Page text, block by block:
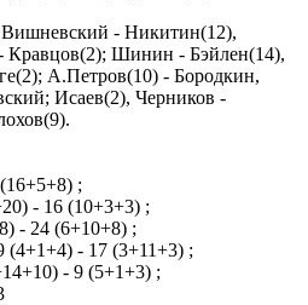
- Никитин(12),
Кравцов(2); Шинин - Бэйлен(14),
А.Петров(10) - Бородкин,
Исаев(2), Черников -
;
- 16 (10+3+3) ;
- 24 (6+10+8) ;
(4+1+4) - 17 (3+11+3) ;
- 9 (5+1+3) ;